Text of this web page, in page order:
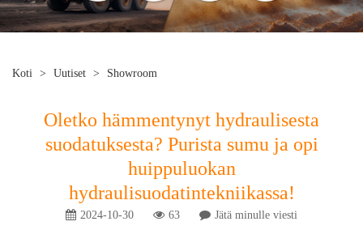
Koti > Uutiset > Showroom
Oletko hämmentynyt hydraulisesta
suodatuksesta? Purista sumu ja opi
huippuluokan
hydraulisuodatintekniikassa!
2024-10-30 63 Jätä minulle viesti